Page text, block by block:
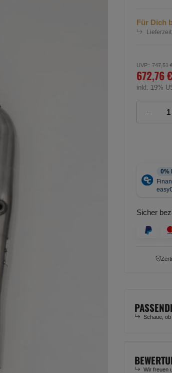
Für Dich
Lieferzeit:
UVP:: 747,51
672,76 €
inkl. 19%
Sicher
Schaue,
Wir freuen